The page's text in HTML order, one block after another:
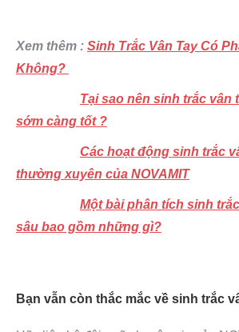
Xem thêm : Sinh Trắc Vân Tay Có
Không?
Tại sao nên sinh trắc vân
sớm càng tốt ?
Các hoạt động sinh trắc
thường xuyên của NOVAMIT
Một bài phân tích sinh
sâu bao gồm những gì?
Bạn vẫn còn thắc mắc về sinh trắc